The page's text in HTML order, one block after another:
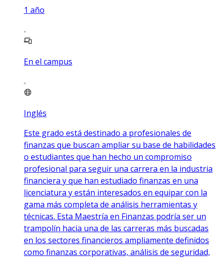
1 año
En el campus
Inglés
Este grado está destinado a profesionales de
finanzas que buscan ampliar su base de habilidades
o estudiantes que han hecho un compromiso
profesional para seguir una carrera en la industria
financiera y que han estudiado finanzas en una
licenciatura y están interesados ​​en equipar con la
gama más completa de análisis herramientas y
técnicas. Esta Maestría en Finanzas podría ser un
trampolín hacia una de las carreras más buscadas
en los sectores financieros ampliamente definidos
como finanzas corporativas, análisis de seguridad,